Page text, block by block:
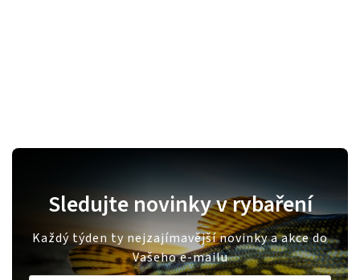
Sledujte novinky v rybaření
Každý týden ty nejzajímavější novinky a akce do
Vašeho e-mailu